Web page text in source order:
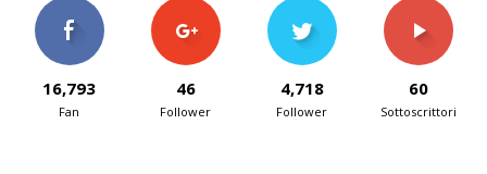
16,793
Fan
46
Follower
4,718
Follower
60
Sottoscrittori